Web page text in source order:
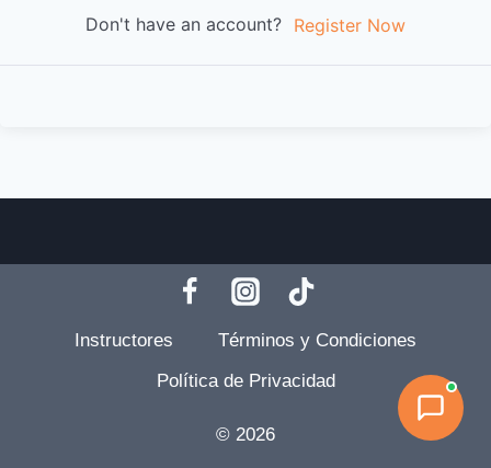
Don't have an account? Register Now
Instructores
Términos y Condiciones
Política de Privacidad
© 2026